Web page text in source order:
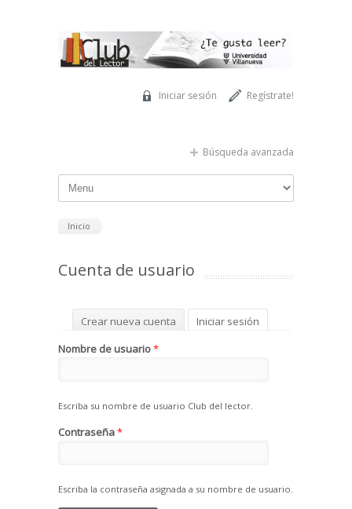
Regístrate!
Iniciar sesión
Búsqueda avanzada
Inicio
Cuenta de usuario
Solapas principales
Crear nueva cuenta Iniciar sesión
Solicitar una nueva contraseña
Nombre de usuario*
Escriba su nombre de usuario Club del lector.
Contraseña*
Escriba la contraseña asignada a su nombre de usuario.